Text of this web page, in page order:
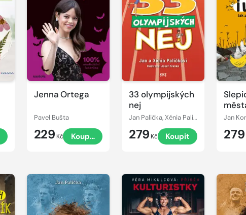
Jenna Ortega
Pavel Bušta
229 Kč Koupit
33 olympijských
nej
Jan Palička, Xénia Paličková
279 Kč Koupit 279